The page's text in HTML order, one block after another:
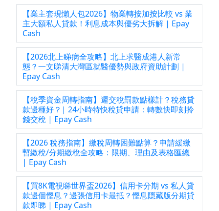
【業主套現懶人包2026】物業轉按加按比較 vs 業
主大額私人貸款！利息成本與優劣大拆解 | Epay
Cash
【2026北上睇病全攻略】北上求醫成港人新常
態？一文睇清大灣區就醫優勢與政府資助計劃 |
Epay Cash
【稅季資金周轉指南】遲交稅罰款點樣計？稅務貸
款邊種好？| 24小時特快稅貸申請：轉數快即刻拎
錢交稅 | Epay Cash
【2026 稅務指南】繳稅周轉困難點算？申請緩繳
暫繳稅/分期繳稅全攻略：限期、理由及表格匯總
| Epay Cash
【買8K電視睇世界盃2026】信用卡分期 vs 私人貸
款邊個慳息？邊張信用卡最抵？慳息隱藏版分期貸
款即睇 | Epay Cash